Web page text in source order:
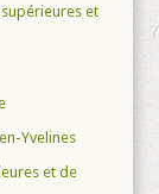
et
Yvelines
et de